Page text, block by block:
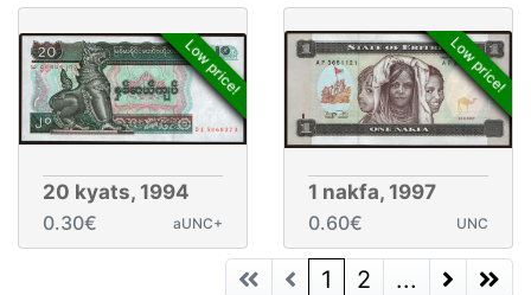
Low price!
20 kyats, 1994
0.30€
aUNC+
Low price!
1 nakfa, 1997
0.60€
UNC
1 (current)
2 ...